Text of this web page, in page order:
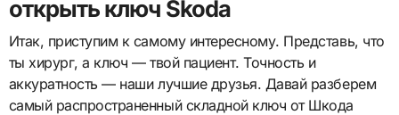
открыть ключ Skoda
Итак, приступим к самому интересному. Представь, что
ты хирург, а ключ — твой пациент. Точность и
аккуратность — наши лучшие друзья. Давай разберем
самый распространенный складной ключ от Шкода